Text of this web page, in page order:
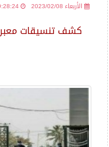
كشف تنسيقات معبر